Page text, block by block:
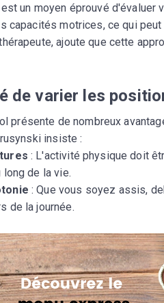
un moyen éprouvé
capacités motrices, ce qui
ajoute que cette
de varier les
présente de nombreux
insiste :
: L'activité physique doit
de la vie.
: Que vous soyez assis,
de la journée.